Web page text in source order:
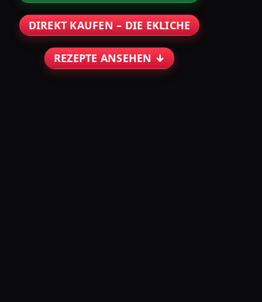
DIREKT KAUFEN – DIE EKLICHE
REZEPTE ANSEHEN ↓